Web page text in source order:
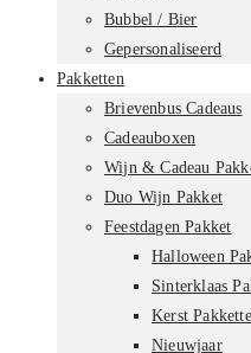
Bubbel / Bier
Gepersonaliseerd
Pakketten
Brievenbus Cadeaus
Cadeauboxen
Wijn & Cadeau
Duo Wijn Pakket
Feestdagen Pakket
Halloween
Sinterklaas
Kerst
Nieuwjaar